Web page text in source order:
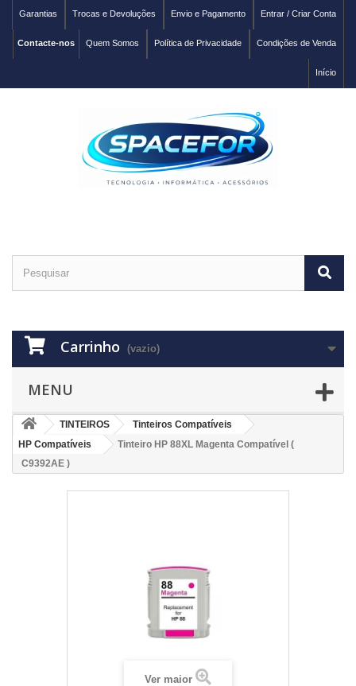
Entrar / Criar Conta
Envio e Pagamento
Trocas e Devoluções
Garantias
Condições de Venda
Política de Privacidade
Quem Somos
Contacte-nos
Início
Carrinho (vazio)
MENU
TINTEIROS
Tinteiros Compatíveis
HP Compatíveis
Tinteiro HP 88XL Magenta Compatível (
C9392AE )
Ver maior